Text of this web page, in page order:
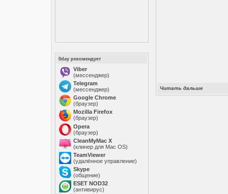
0day рекомендует
Viber
(мессенджер)
Telegram
(мессенджер)
Google Chrome
(браузер)
Mozilla Firefox
(браузер)
Opera
(браузер)
CleanMyMac X
(клинер для Mac OS)
TeamViewer
(удалённое управление)
Skype
(общение)
ESET NOD32
(антивирус)
Читать дальше